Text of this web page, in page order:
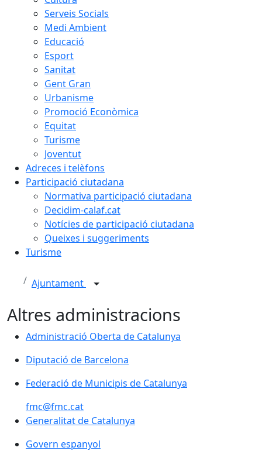
Serveis Socials
Medi Ambient
Educació
Esport
Sanitat
Gent Gran
Urbanisme
Promoció Econòmica
Equitat
Turisme
Joventut
Adreces i telèfons
Participació ciutadana
Normativa participació ciutadana
Decidim-calaf.cat
Notícies de participació ciutadana
Queixes i suggeriments
Turisme
Ajuntament
Altres administracions
Administració Oberta de Catalunya
Administració Oberta de Catalunya
Diputació de Barcelona
Diputació de Barcelona
Federació de Municipis de Catalunya
Federació de Municipis de Catalunya
fmc@fmc.cat
Generalitat de Catalunya
Generalitat de Catalunya
Govern espanyol
Govern espanyol